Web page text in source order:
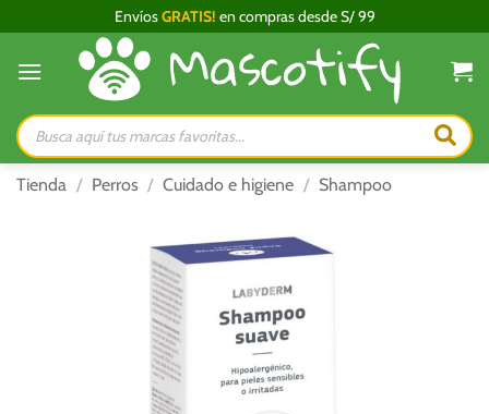
al
contenido
EnvíosGRATIS! en compras desde S/ 99
Búsqueda
de
productos
Tienda / Perros / Cuidado e higiene / Shampoo